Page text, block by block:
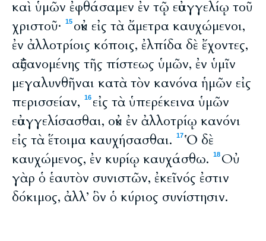
καὶ ὑμῶν ἐφθάσαμεν ἐν τῷ εὐαγγελίῳ τοῦ
χριστοῦ·
15 οὐκ εἰς τὰ ἄμετρα καυχώμενοι,
ἐν ἀλλοτρίοις κόποις, ἐλπίδα δὲ ἔχοντες,
αὐξανομένης τῆς πίστεως ὑμῶν, ἐν ὑμῖν
μεγαλυνθῆναι κατὰ τὸν κανόνα ἡμῶν εἰς
περισσείαν,
16 εἰς τὰ ὑπερέκεινα ὑμῶν
εὐαγγελίσασθαι, οὐκ ἐν ἀλλοτρίῳ κανόνι
εἰς τὰ ἕτοιμα καυχήσασθαι.
17Ὁ δὲ
καυχώμενος, ἐν κυρίῳ καυχάσθω.
18 Οὐ
γὰρ ὁ ἑαυτὸν συνιστῶν, ἐκεῖνός ἐστιν
δόκιμος, ἀλλ’ ὃν ὁ κύριος συνίστησιν.